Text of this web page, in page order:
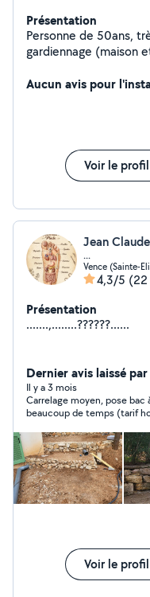
Présentation
Personne de 50ans,
gardiennage (maison
tout genres ( à toutes
Aucun avis pour
Voir le profil
Jean
...
Vence (Sainte-
4,3/5 (22
Présentation
.......,........??????......
Dernier avis laissé
Il y a 3 mois
Carrelage moyen, pose
beaucoup de temps (tarif
difficulté,, traite le client,; beaucoup de malfaçons NON
REPRISES ! (J’ai 14 photos) ET
le chantier, mauvaise
DÉCONSEILLE!
Voir le profil